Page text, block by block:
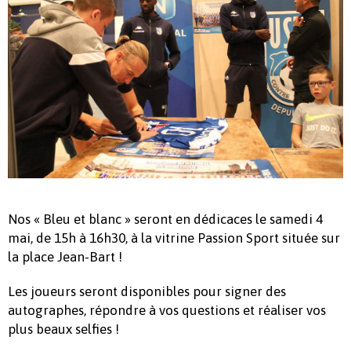
Nos « Bleu et blanc » seront en dédicaces le samedi 4
mai, de 15h à 16h30, à la vitrine Passion Sport située sur
la place Jean-Bart !
Les joueurs seront disponibles pour signer des
autographes, répondre à vos questions et réaliser vos
plus beaux selfies !